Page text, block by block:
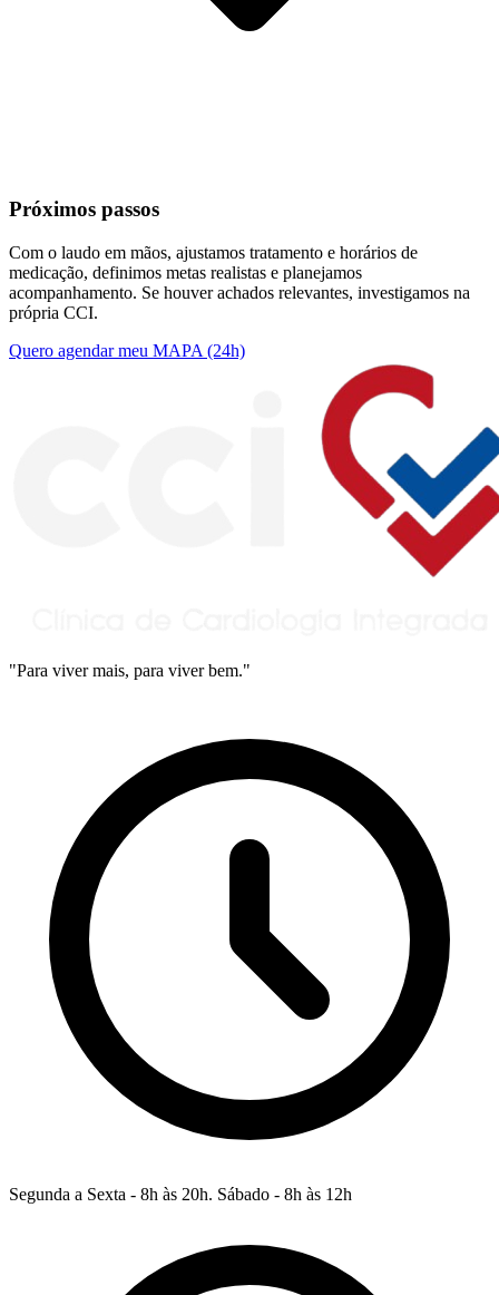
Próximos passos
Com o laudo em mãos, ajustamos tratamento e horários de
medicação, definimos metas realistas e planejamos
acompanhamento. Se houver achados relevantes, investigamos na
própria CCI.
Quero agendar meu MAPA (24h)
"Para viver mais, para viver bem."
Segunda a Sexta - 8h às 20h. Sábado - 8h às 12h